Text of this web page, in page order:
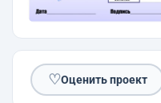
♡Оценить проект